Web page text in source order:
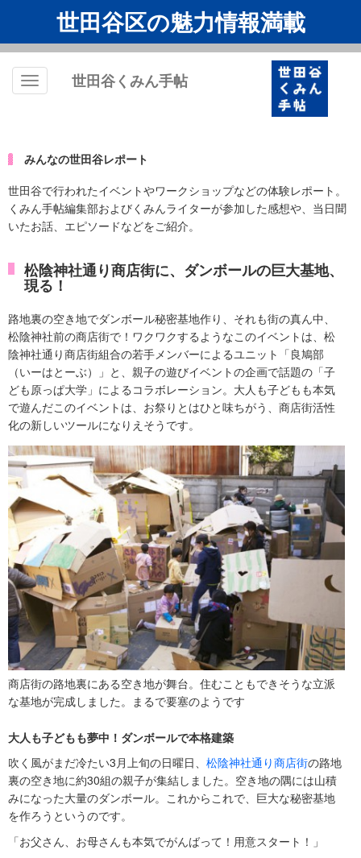
世田谷区の魅力情報満載
Toggle
世田谷くみん手帖
みんなの世田谷レポート
世田谷で行われたイベントやワークショップなどの体験レポート。
くみん手帖編集部およびくみんライターが参加した感想や、当日聞
いたお話、エピソードなどをご紹介。
松陰神社通り商店街に、ダンボールの巨大基地、
現る！
路地裏の空き地でダンボール秘密基地作り、それも街の真ん中、
松陰神社前の商店街で！ワクワクするようなこのイベントは、松
陰神社通り商店街組合の若手メンバーによるユニット「良鳩部
（いーはとーぶ）」と、親子の遊びイベントの企画で話題の「子
ども原っぱ大学」によるコラボレーション。大人も子どもも本気
で遊んだこのイベントは、お祭りとはひと味ちがう、商店街活性
化の新しいツールになりえそうです。
商店街の路地裏にある空き地が舞台。住むこともできそうな立派
な基地が完成しました。まるで要塞のようです
大人も子どもも夢中！ダンボールで本格建築
吹く風がまだ冷たい3月上旬の日曜日、 松陰神社通り商店街の路地
裏の空き地に約30組の親子が集結しました。空き地の隅には山積
みになった大量のダンボール。これからこれで、巨大な秘密基地
を作ろうというのです。
「お父さん、お母さんも本気でがんばって！用意スタート！」